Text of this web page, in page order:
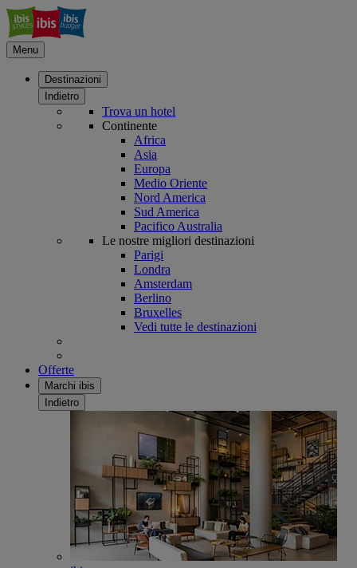
Menu
Destinazioni
Indietro
Trova un hotel
Continente
Africa
Asia
Europa
Medio Oriente
Nord America
Sud America
Pacifico Australia
Le nostre migliori destinazioni
Parigi
Londra
Amsterdam
Berlino
Bruxelles
Vedi tutte le destinazioni
Offerte
Marchi ibis
Indietro